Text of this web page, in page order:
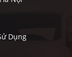
Dụng